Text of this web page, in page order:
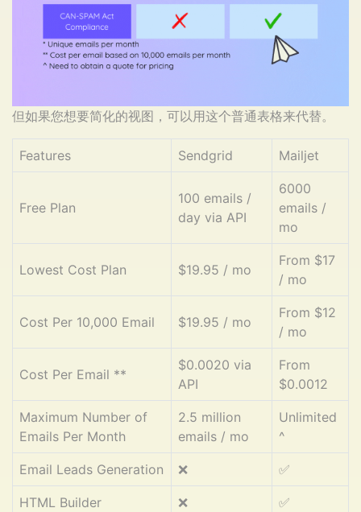
但如果您想要简化的视图，可以用这个普通表格来代替。
Features Sendgrid Mailjet
Free Plan
100 emails /
day via API
6000
emails /
mo
Lowest Cost Plan $19.95 / mo
From $17
/ mo
Cost Per 10,000 Email $19.95 / mo
From $12
/ mo
Cost Per Email **
$0.0020 via
API
From
$0.0012
Maximum Number of
Emails Per Month
2.5 million
emails / mo
Unlimited
^
Email Leads Generation ❌ ✅
HTML Builder ❌ ✅